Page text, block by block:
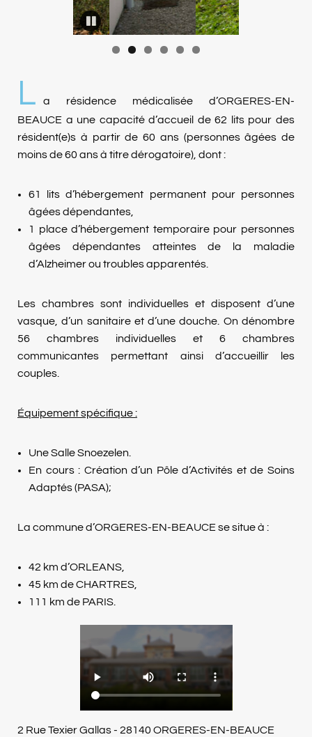
L
a résidence médicalisée d’ORGERES-EN-
BEAUCE a une capacité d’accueil de 62 lits pour des
résident(e)s à partir de 60 ans (personnes âgées de
moins de 60 ans à titre dérogatoire), dont :
61 lits d’hébergement permanent pour personnes
âgées dépendantes,
1 place d’hébergement temporaire pour personnes
âgées dépendantes atteintes de la maladie
d’Alzheimer ou troubles apparentés.
Les chambres sont individuelles et disposent d’une
vasque, d’un sanitaire et d’une douche. On dénombre
56 chambres individuelles et 6 chambres
communicantes permettant ainsi d’accueillir les
couples.
Équipement spécifique :
Une Salle Snoezelen.
En cours : Création d’un Pôle d’Activités et de Soins
Adaptés (PASA);
La commune d’ORGERES-EN-BEAUCE se situe à :
42 km d’ORLEANS,
45 km de CHARTRES,
111 km de PARIS.
2 Rue Texier Gallas - 28140 ORGERES-EN-BEAUCE